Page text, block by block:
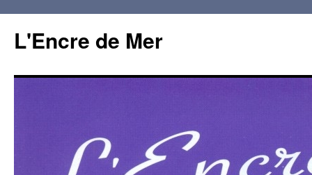
L'Encre de Mer